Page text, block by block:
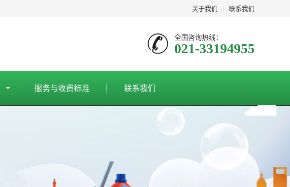
关于我们 联系我们
全国咨询热线：
021-33194955
服务与收费标准 联系我们